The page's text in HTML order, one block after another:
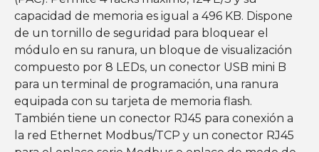
capacidad de memoria es igual a 496 KB. Dispone
de un tornillo de seguridad para bloquear el
módulo en su ranura, un bloque de visualización
compuesto por 8 LEDs, un conector USB mini B
para un terminal de programación, una ranura
equipada con su tarjeta de memoria flash.
También tiene un conector RJ45 para conexión a
la red Ethernet Modbus/TCP y un conector RJ45